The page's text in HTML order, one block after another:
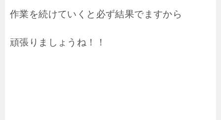
作業を続けていくと必ず結果でますから
頑張りましょうね！！